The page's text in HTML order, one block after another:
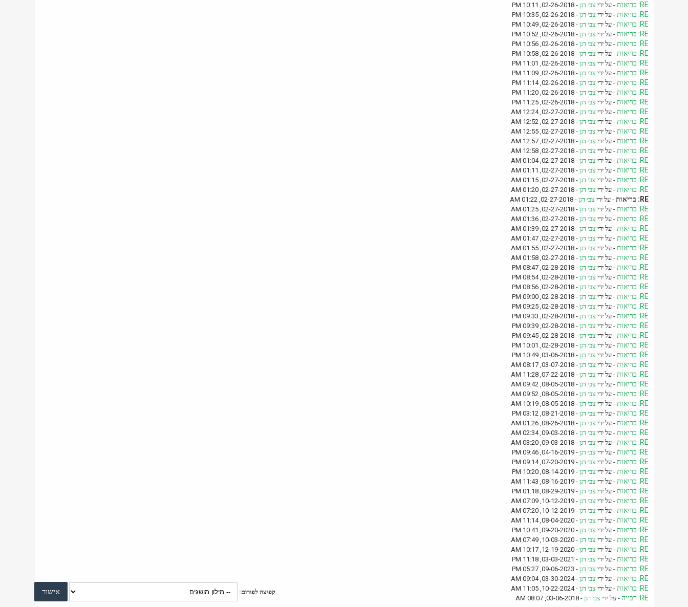
RE: בריאות - על ידיצבי דגן - 02-26-2018, 10:11 PM
RE: בריאות - על ידיצבי דגן - 02-26-2018, 10:35 PM
RE: בריאות - על ידיצבי דגן - 02-26-2018, 10:49 PM
RE: בריאות - על ידיצבי דגן - 02-26-2018, 10:52 PM
RE: בריאות - על ידיצבי דגן - 02-26-2018, 10:56 PM
RE: בריאות - על ידיצבי דגן - 02-26-2018, 10:58 PM
RE: בריאות - על ידיצבי דגן - 02-26-2018, 11:01 PM
RE: בריאות - על ידיצבי דגן - 02-26-2018, 11:09 PM
RE: בריאות - על ידיצבי דגן - 02-26-2018, 11:14 PM
RE: בריאות - על ידיצבי דגן - 02-26-2018, 11:20 PM
RE: בריאות - על ידיצבי דגן - 02-26-2018, 11:25 PM
RE: בריאות - על ידיצבי דגן - 02-27-2018, 12:24 AM
RE: בריאות - על ידיצבי דגן - 02-27-2018, 12:52 AM
RE: בריאות - על ידיצבי דגן - 02-27-2018, 12:55 AM
RE: בריאות - על ידיצבי דגן - 02-27-2018, 12:57 AM
RE: בריאות - על ידיצבי דגן - 02-27-2018, 12:58 AM
RE: בריאות - על ידיצבי דגן - 02-27-2018, 01:04 AM
RE: בריאות - על ידיצבי דגן - 02-27-2018, 01:11 AM
RE: בריאות - על ידיצבי דגן - 02-27-2018, 01:15 AM
RE: בריאות - על ידיצבי דגן - 02-27-2018, 01:20 AM
RE: בריאות - על ידיצבי דגן - 02-27-2018, 01:22 AM
RE: בריאות - על ידיצבי דגן - 02-27-2018, 01:25 AM
RE: בריאות - על ידיצבי דגן - 02-27-2018, 01:36 AM
RE: בריאות - על ידיצבי דגן - 02-27-2018, 01:39 AM
RE: בריאות - על ידיצבי דגן - 02-27-2018, 01:47 AM
RE: בריאות - על ידיצבי דגן - 02-27-2018, 01:55 AM
RE: בריאות - על ידיצבי דגן - 02-27-2018, 01:58 AM
RE: בריאות - על ידיצבי דגן - 02-28-2018, 08:47 PM
RE: בריאות - על ידיצבי דגן - 02-28-2018, 08:54 PM
RE: בריאות - על ידיצבי דגן - 02-28-2018, 08:56 PM
RE: בריאות - על ידיצבי דגן - 02-28-2018, 09:00 PM
RE: בריאות - על ידיצבי דגן - 02-28-2018, 09:25 PM
RE: בריאות - על ידיצבי דגן - 02-28-2018, 09:33 PM
RE: בריאות - על ידיצבי דגן - 02-28-2018, 09:39 PM
RE: בריאות - על ידיצבי דגן - 02-28-2018, 09:45 PM
RE: בריאות - על ידיצבי דגן - 02-28-2018, 10:01 PM
RE: בריאות - על ידיצבי דגן - 03-06-2018, 10:49 PM
RE: בריאות - על ידיצבי דגן - 03-07-2018, 08:17 AM
RE: בריאות - על ידיצבי דגן - 07-22-2018, 11:28 AM
RE: בריאות - על ידיצבי דגן - 08-05-2018, 09:42 AM
RE: בריאות - על ידיצבי דגן - 08-05-2018, 09:52 AM
RE: בריאות - על ידיצבי דגן - 08-05-2018, 10:19 AM
RE: בריאות - על ידיצבי דגן - 08-21-2018, 03:12 PM
RE: בריאות - על ידיצבי דגן - 08-26-2018, 01:26 AM
RE: בריאות - על ידיצבי דגן - 09-03-2018, 02:34 AM
RE: בריאות - על ידיצבי דגן - 09-03-2018, 03:20 AM
RE: בריאות - על ידיצבי דגן - 04-16-2019, 09:46 PM
RE: בריאות - על ידיצבי דגן - 07-20-2019, 09:14 PM
RE: בריאות - על ידיצבי דגן - 08-14-2019, 10:20 PM
RE: בריאות - על ידיצבי דגן - 08-16-2019, 11:43 AM
RE: בריאות - על ידיצבי דגן - 08-29-2019, 01:18 PM
RE: בריאות - על ידיצבי דגן - 10-12-2019, 07:09 AM
RE: בריאות - על ידיצבי דגן - 10-12-2019, 07:20 AM
RE: בריאות - על ידיצבי דגן - 08-04-2020, 11:14 AM
RE: בריאות - על ידיצבי דגן - 09-20-2020, 10:41 PM
RE: בריאות - על ידיצבי דגן - 10-03-2020, 07:49 AM
RE: בריאות - על ידיצבי דגן - 12-19-2020, 10:17 AM
RE: בריאות - על ידיצבי דגן - 03-03-2021, 11:18 PM
RE: בריאות - על ידיצבי דגן - 09-06-2023, 05:27 PM
RE: בריאות - על ידיצבי דגן - 03-30-2024, 09:04 AM
RE: בריאות - על ידיצבי דגן - 10-22-2024, 11:05 AM
RE: רבייה - על ידיצבי דגן - 03-06-2018, 08:07 AM
קפיצה לפורום: